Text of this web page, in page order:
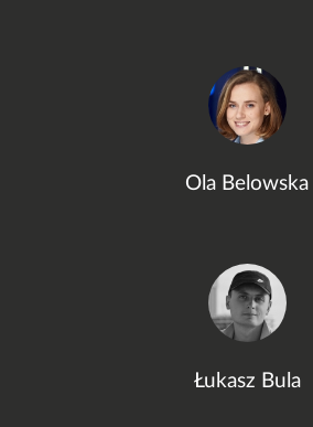
Ola Belowska
Łukasz Bula